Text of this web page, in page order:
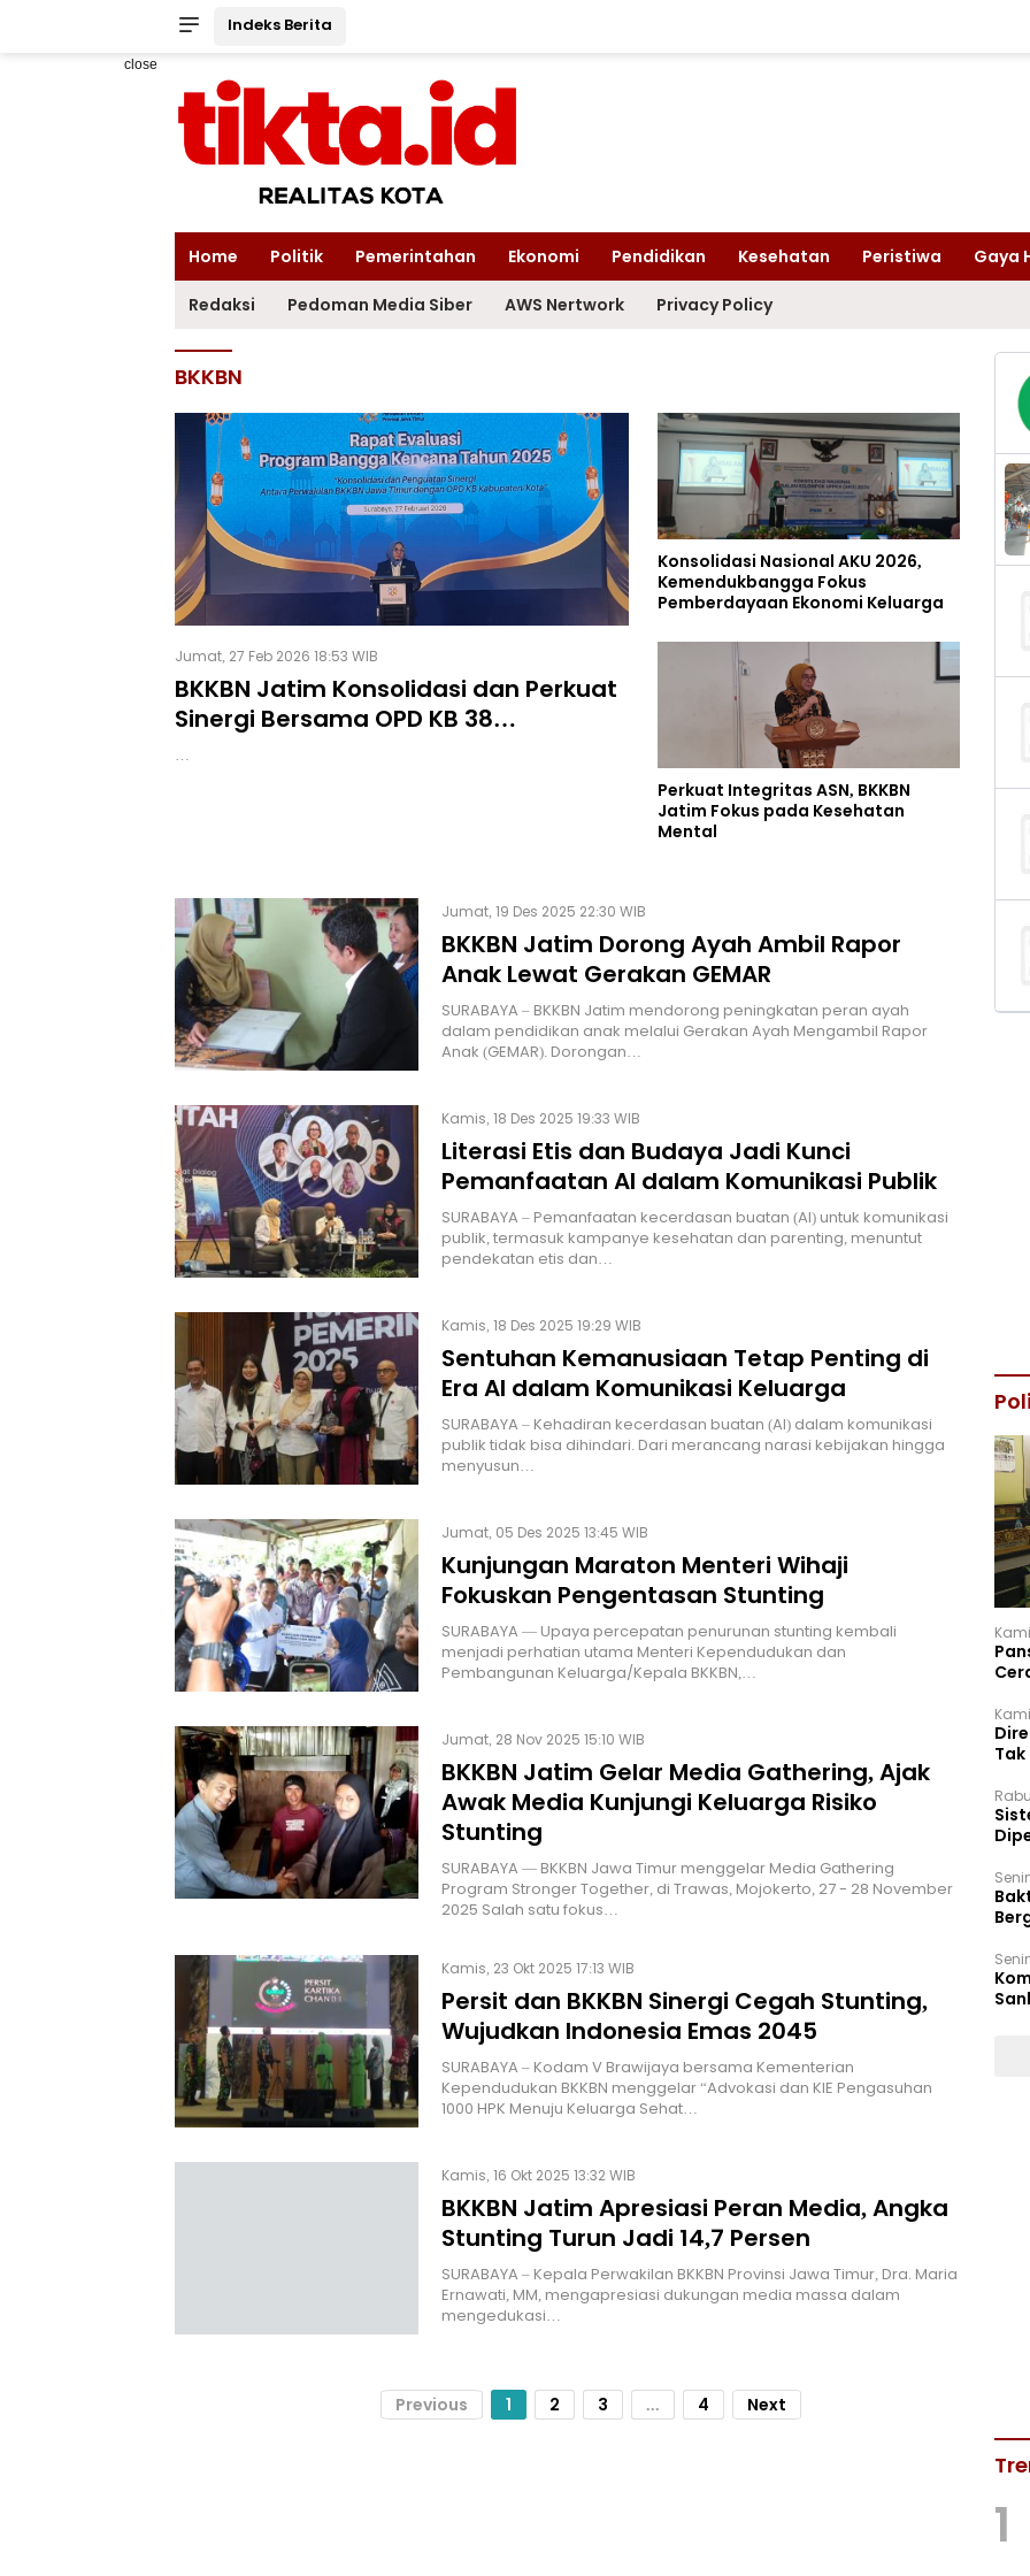
Indeks Berita
close
Home Politik Pemerintahan Ekonomi Pendidikan Kesehatan Peristiwa Gaya
Redaksi Pedoman Media Siber AWS Nertwork Privacy Policy
BKKBN
Jumat, 27 Feb 2026 18:53 WIB
BKKBN Jatim Konsolidasi dan Perkuat
Sinergi Bersama OPD KB 38
…
Konsolidasi Nasional AKU 2026,
Kemendukbangga Fokus
Pemberdayaan Ekonomi Keluarga
Perkuat Integritas ASN, BKKBN
Jatim Fokus pada Kesehatan
Mental
Jumat, 19 Des 2025 22:30 WIB
BKKBN Jatim Dorong Ayah Ambil Rapor
Anak Lewat Gerakan GEMAR
SURABAYA – BKKBN Jatim mendorong peningkatan peran ayah
dalam pendidikan anak melalui Gerakan Ayah Mengambil Rapor
Anak (GEMAR). Dorongan…
Kamis, 18 Des 2025 19:33 WIB
Literasi Etis dan Budaya Jadi Kunci
Pemanfaatan AI dalam Komunikasi Publik
SURABAYA – Pemanfaatan kecerdasan buatan (AI) untuk komunikasi
publik, termasuk kampanye kesehatan dan parenting, menuntut
pendekatan etis dan…
Kamis, 18 Des 2025 19:29 WIB
Sentuhan Kemanusiaan Tetap Penting di
Era AI dalam Komunikasi Keluarga
SURABAYA – Kehadiran kecerdasan buatan (AI) dalam komunikasi
publik tidak bisa dihindari. Dari merancang narasi kebijakan hingga
menyusun…
Jumat, 05 Des 2025 13:45 WIB
Kunjungan Maraton Menteri Wihaji
Fokuskan Pengentasan Stunting
SURABAYA — Upaya percepatan penurunan stunting kembali
menjadi perhatian utama Menteri Kependudukan dan
Pembangunan Keluarga/Kepala BKKBN,…
Jumat, 28 Nov 2025 15:10 WIB
BKKBN Jatim Gelar Media Gathering, Ajak
Awak Media Kunjungi Keluarga Risiko
Stunting
SURABAYA — BKKBN Jawa Timur menggelar Media Gathering
Program Stronger Together, di Trawas, Mojokerto, 27 - 28 November
2025 Salah satu fokus…
Kamis, 23 Okt 2025 17:13 WIB
Persit dan BKKBN Sinergi Cegah Stunting,
Wujudkan Indonesia Emas 2045
SURABAYA – Kodam V Brawijaya bersama Kementerian
Kependudukan BKKBN menggelar “Advokasi dan KIE Pengasuhan
1000 HPK Menuju Keluarga Sehat…
Kamis, 16 Okt 2025 13:32 WIB
BKKBN Jatim Apresiasi Peran Media, Angka
Stunting Turun Jadi 14,7 Persen
SURABAYA – Kepala Perwakilan BKKBN Provinsi Jawa Timur, Dra. Maria
Ernawati, MM, mengapresiasi dukungan media massa dalam
mengedukasi…
Previous 1 2 3 ... 4 Next
1